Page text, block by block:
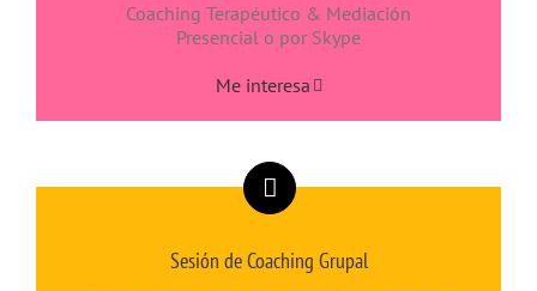
Coaching Terapéutico & Mediación
Presencial o por Skype
Me interesa
Sesión de Coaching Grupal